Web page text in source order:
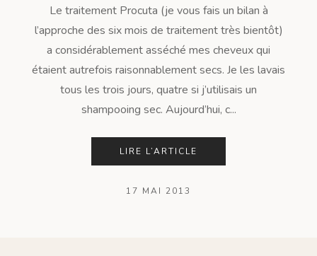
Le traitement Procuta (je vous fais un bilan à
l’approche des six mois de traitement très bientôt)
a considérablement asséché mes cheveux qui
étaient autrefois raisonnablement secs. Je les lavais
tous les trois jours, quatre si j’utilisais un
shampooing sec. Aujourd’hui, c...
LIRE L’ARTICLE
17 MAI 2013